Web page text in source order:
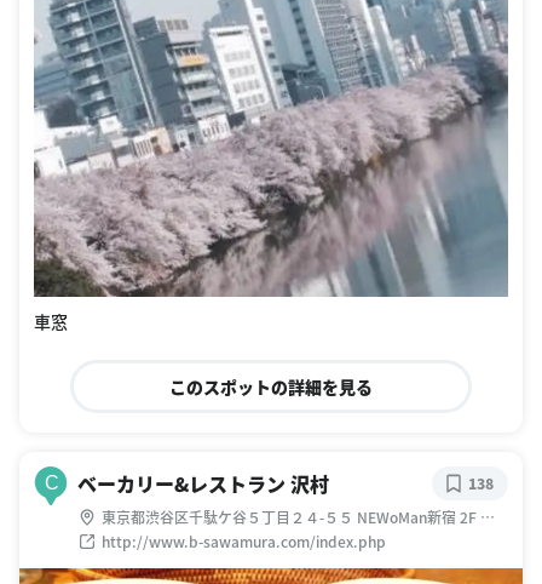
車窓
このスポットの詳細を見る
C ベーカリー&レストラン 沢村
東京都渋谷区千駄ケ谷５丁目２４-５５ NEWoMan新宿 2F エ
キソト フードホール
http://www.b-sawamura.com/index.php
138